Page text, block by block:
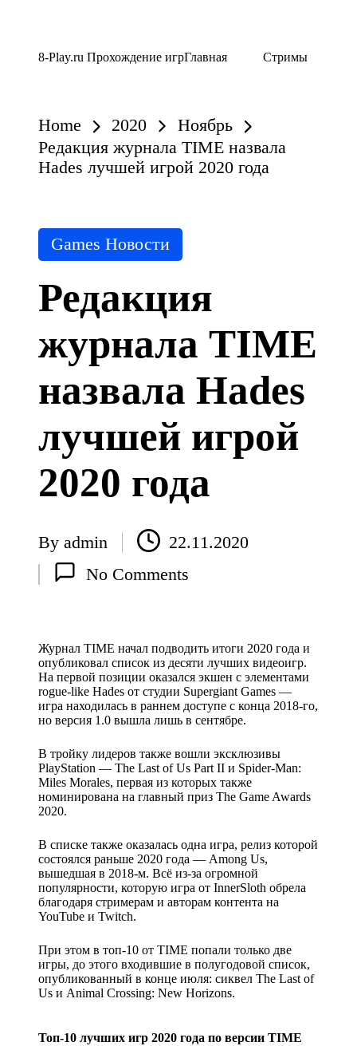
8-Play.ru Прохождение игрГлавная Стримы
Home 2020
Ноябрь
Редакция журнала TIME назвала
Hades лучшей игрой 2020 года
Posted
in
Games Новости
Редакция
журнала TIME
назвала Hades
лучшей игрой
2020 года
Posted
by
By admin
22.11.2020
No Comments
Журнал TIME начал подводить итоги 2020 года и
опубликовал список из десяти лучших видеоигр.
На первой позиции оказался экшен с элементами
rogue-like Hades от студии Supergiant Games —
игра находилась в раннем доступе с конца 2018-го,
но версия 1.0 вышла лишь в сентябре.
В тройку лидеров также вошли эксклюзивы
PlayStation — The Last of Us Part II и Spider-Man:
Miles Morales, первая из которых также
номинирована на главный приз The Game Awards
2020.
В списке также оказалась одна игра, релиз которой
состоялся раньше 2020 года — Among Us,
вышедшая в 2018-м. Всё из-за огромной
популярности, которую игра от InnerSloth обрела
благодаря стримерам и авторам контента на
YouTube и Twitch.
При этом в топ-10 от TIME попали только две
игры, до этого входившие в полугодовой список,
опубликованный в конце июля: сиквел The Last of
Us и Animal Crossing: New Horizons.
Топ-10 лучших игр 2020 года по версии TIME